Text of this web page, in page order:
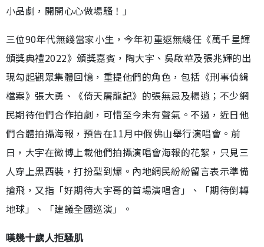
小品劇，開開心心做場騷！」
三位90年代無綫當家小生，今年初重返無綫任《萬千星輝
頒獎典禮2022》頒獎嘉賓，陶大宇、吳啟華及張兆輝的出
現勾起觀眾集體回憶，重提他們的角色，包括《刑事偵緝
檔案》張大勇、《倚天屠龍記》的張無忌及楊逍；不少網
民期待他們合作拍劇，可惜至今未有聲氣。不過，近日他
們合體拍攝海報，預告在11月中假佛山舉行演唱會。前
日，大宇在微博上載他們拍攝演唱會海報的花絮，只見三
人穿上黑西裝，打扮型到爆。內地網民紛紛留言表示準備
搶飛，又指「好期待大宇哥的首場演唱會」、「期待倒轉
地球」、「建議全國巡演」。
嘆幾十歲人拒騷肌